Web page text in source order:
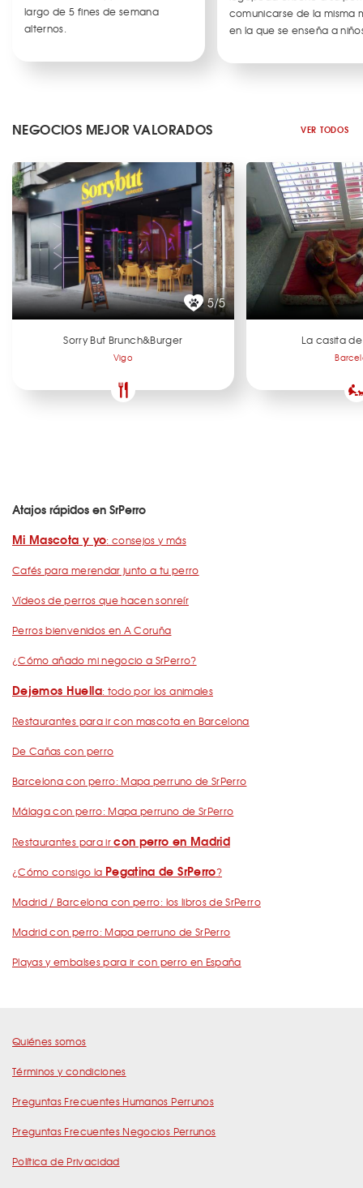
largo de 5 fines de semana
alternos.
comunicarse de la misma
en la que se enseña a
NEGOCIOS MEJOR VALORADOS VER TODOS
5/5
Sorry But Brunch&Burger
Vigo
La casita
Atajos rápidos en SrPerro
Mi Mascota y yo: consejos y más
Cafés para merendar junto a tu perro
Vídeos de perros que hacen sonreír
Perros bienvenidos en A Coruña
¿Cómo añado mi negocio a SrPerro?
Dejemos Huella: todo por los animales
Restaurantes para ir con mascota en Barcelona
De Cañas con perro
Barcelona con perro: Mapa perruno de SrPerro
Málaga con perro: Mapa perruno de SrPerro
Restaurantes para ircon perro en Madrid
¿Cómo consigo la Pegatina de SrPerro?
Madrid / Barcelona con perro: los libros de SrPerro
Madrid con perro: Mapa perruno de SrPerro
Playas y embalses para ir con perro en España
Quiénes somos
Términos y condiciones
Preguntas Frecuentes Humanos Perrunos
Preguntas Frecuentes Negocios Perrunos
Política de Privacidad